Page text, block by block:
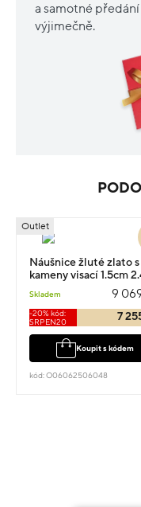
a samotné
výjimečně.
Outlet
Náušnice žluté zlato s
kameny visací 1.5cm
Skladem 9
-20% kód:
SRPEN20
7
Koupit s kódem
kód: O06062506048